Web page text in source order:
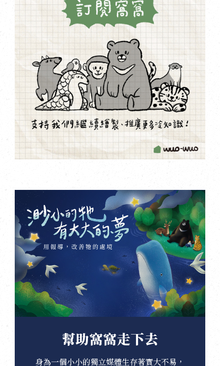
幫助窩窩走下去
身為一個小小的獨立媒體生存著實大不易，